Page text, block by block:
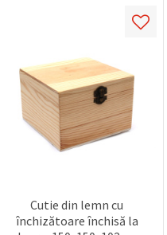
Cutie din lemn cu
închizătoare închisă la